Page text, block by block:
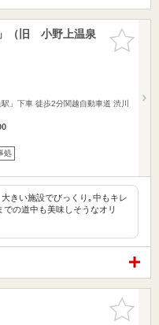
お気に入
りに追加
（旧 小野上温泉
」下車 徒歩2分関越自動車道 渋川
処
きい施設でびっくり｡中もキレ
の道中も美味しそうなオリ
お気に入
りに追加